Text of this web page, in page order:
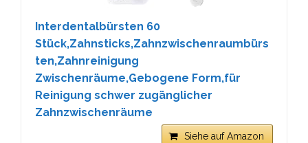
Interdentalbürsten 60
Stück,Zahnsticks,Zahnzwischenraumbürs
ten,Zahnreinigung
Zwischenräume,Gebogene Form,für
Reinigung schwer zugänglicher
Zahnzwischenräume
Siehe auf Amazon